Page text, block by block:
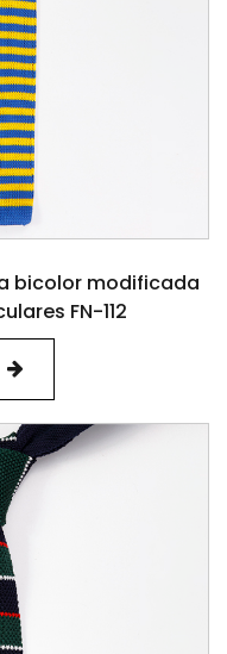
bicolor modificada
FN-112